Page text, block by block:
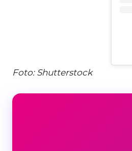
Foto: Shutterstock